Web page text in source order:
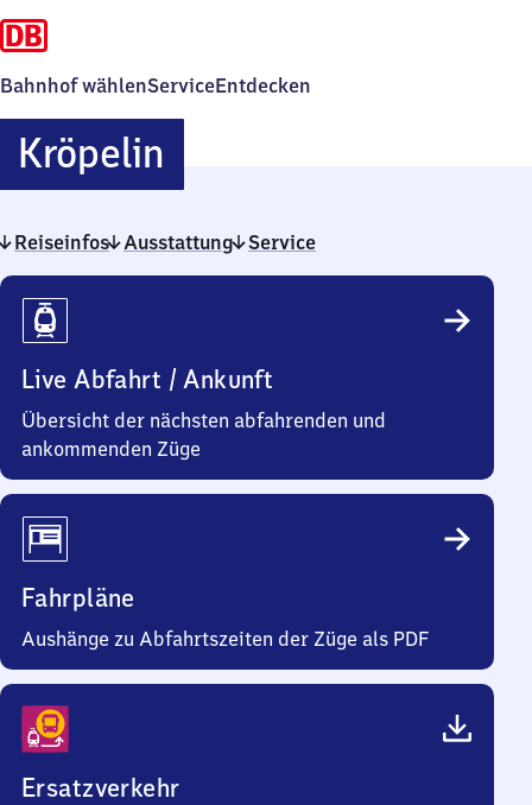
Bahnhof wählenServiceEntdecken
KröpelinKröpelin
Reiseinfos Ausstattung Service
Reiseinfos
Live Abfahrt / Ankunft
Übersicht der nächsten abfahrenden und
ankommenden Züge
Fahrpläne
Aushänge zu Abfahrtszeiten der Züge als PDF
Ersatzverkehr